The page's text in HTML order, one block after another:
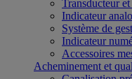
Transducteur
Indicateur
Système de
Indicateur
Accessoires
Acheminement et